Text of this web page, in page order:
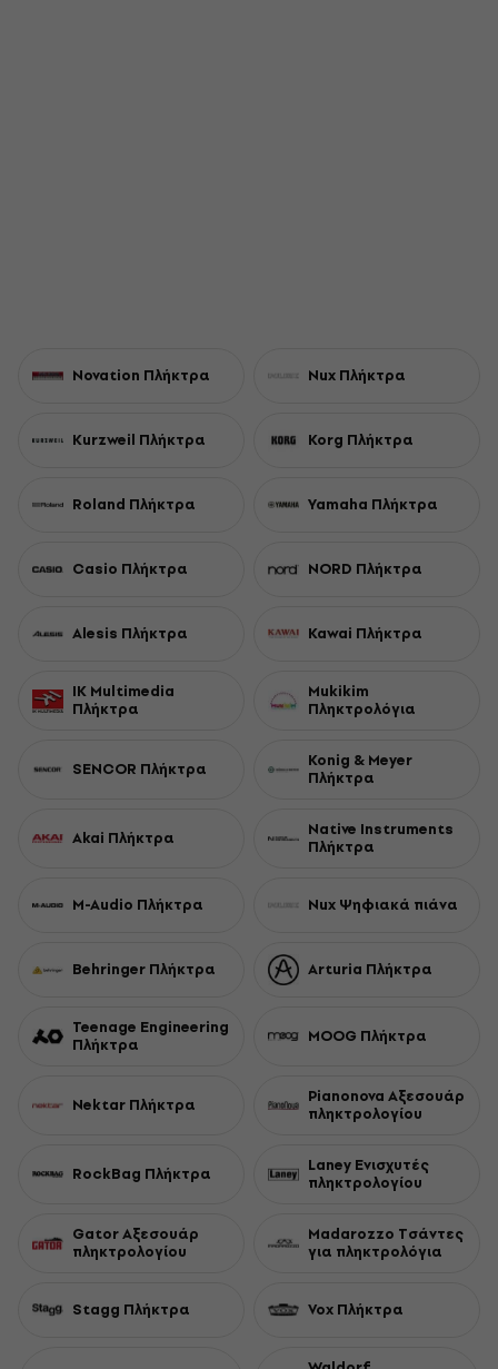
Novation Πλήκτρα Nux Πλήκτρα
Kurzweil Πλήκτρα Korg Πλήκτρα
Roland Πλήκτρα Yamaha Πλήκτρα
Casio Πλήκτρα NORD Πλήκτρα
Alesis Πλήκτρα Kawai Πλήκτρα
IK Multimedia
Πλήκτρα
Mukikim
Πληκτρολόγια
SENCOR Πλήκτρα Konig & Meyer
Πλήκτρα
Akai Πλήκτρα Native Instruments
Πλήκτρα
M-Audio Πλήκτρα Nux Ψηφιακά πιάνα
Behringer Πλήκτρα Arturia Πλήκτρα
Teenage Engineering
Πλήκτρα MOOG Πλήκτρα
Nektar Πλήκτρα Pianonova Αξεσουάρ
πληκτρολογίου
RockBag Πλήκτρα Laney Ενισχυτές
πληκτρολογίου
Gator Αξεσουάρ
πληκτρολογίου
Madarozzo Τσάντες
για πληκτρολόγια
Stagg Πλήκτρα Vox Πλήκτρα